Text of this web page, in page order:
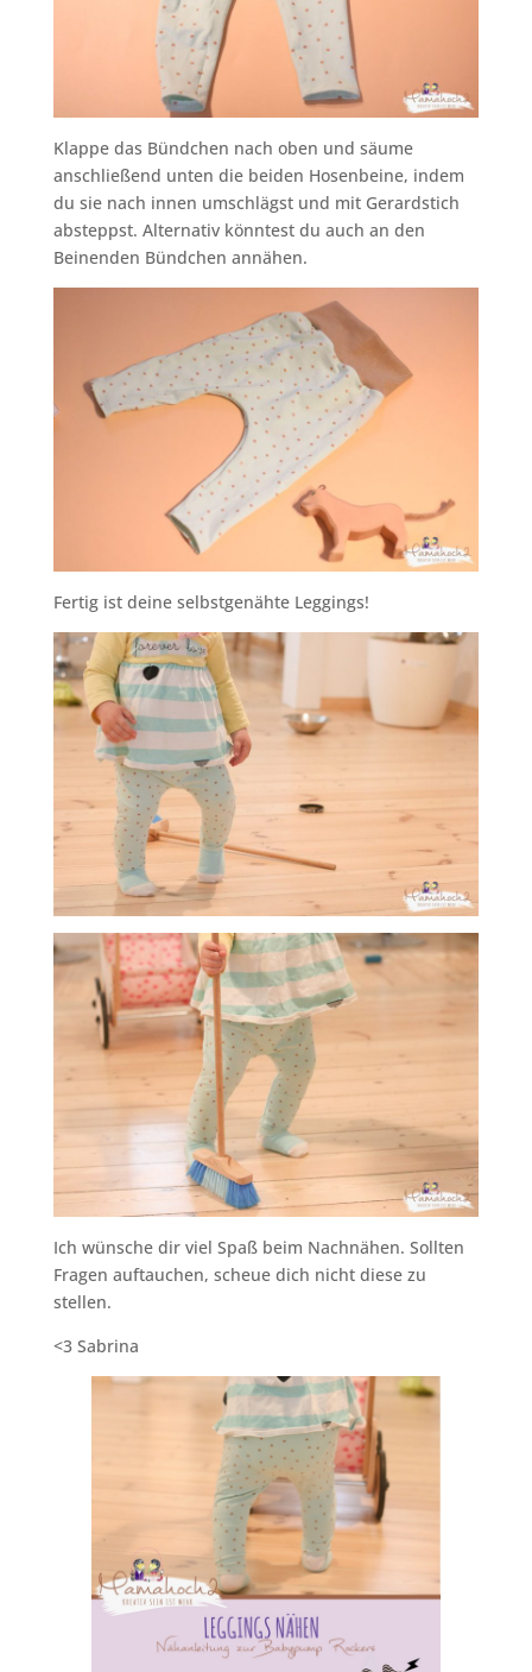
Klappe das Bündchen nach oben und säume
anschließend unten die beiden Hosenbeine, indem
du sie nach innen umschlägst und mit Gerardstich
absteppst. Alternativ könntest du auch an den
Beinenden Bündchen annähen.
Fertig ist deine selbstgenähte Leggings!
Ich wünsche dir viel Spaß beim Nachnähen. Sollten
Fragen auftauchen, scheue dich nicht diese zu
stellen.
<3 Sabrina